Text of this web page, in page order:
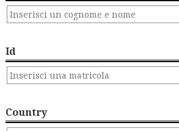
Id
Country